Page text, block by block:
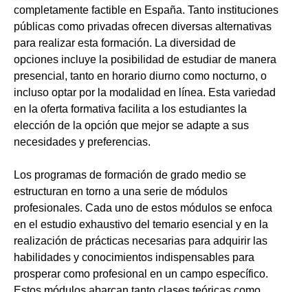
completamente factible en España. Tanto instituciones
públicas como privadas ofrecen diversas alternativas
para realizar esta formación. La diversidad de
opciones incluye la posibilidad de estudiar de manera
presencial, tanto en horario diurno como nocturno, o
incluso optar por la modalidad en línea. Esta variedad
en la oferta formativa facilita a los estudiantes la
elección de la opción que mejor se adapte a sus
necesidades y preferencias.
Los programas de formación de grado medio se
estructuran en torno a una serie de módulos
profesionales. Cada uno de estos módulos se enfoca
en el estudio exhaustivo del temario esencial y en la
realización de prácticas necesarias para adquirir las
habilidades y conocimientos indispensables para
prosperar como profesional en un campo específico.